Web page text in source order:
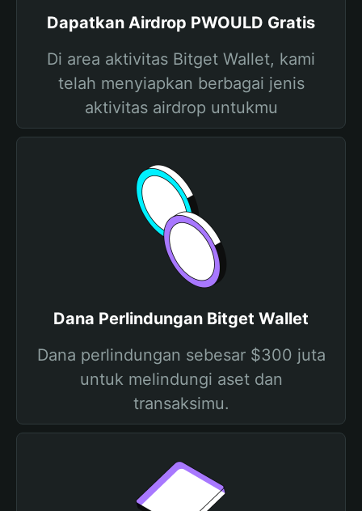
Dapatkan Airdrop PWOULD Gratis
Di area aktivitas Bitget Wallet, kami
telah menyiapkan berbagai jenis
aktivitas airdrop untukmu
Dana Perlindungan Bitget Wallet
Dana perlindungan sebesar $300 juta
untuk melindungi aset dan
transaksimu.